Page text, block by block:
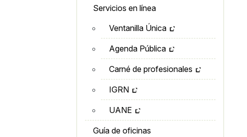
Servicios en línea
Ventanilla Única
Agenda Pública
Carné de profesionales
IGRN
UANE
Guía de oficinas